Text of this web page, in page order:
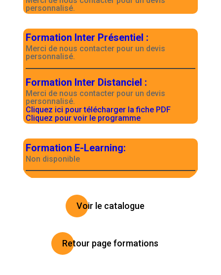
personnalisé.
Formation Inter Présentiel :
Merci de nous contacter pour un devis
personnalisé.
Formation Inter Distanciel :
Merci de nous contacter pour un devis
personnalisé.
Cliquez ici pour télécharger la fiche PDF
Cliquez pour voir le programme
Formation E-Learning:
Non disponible
Voir le catalogue
Retour page formations